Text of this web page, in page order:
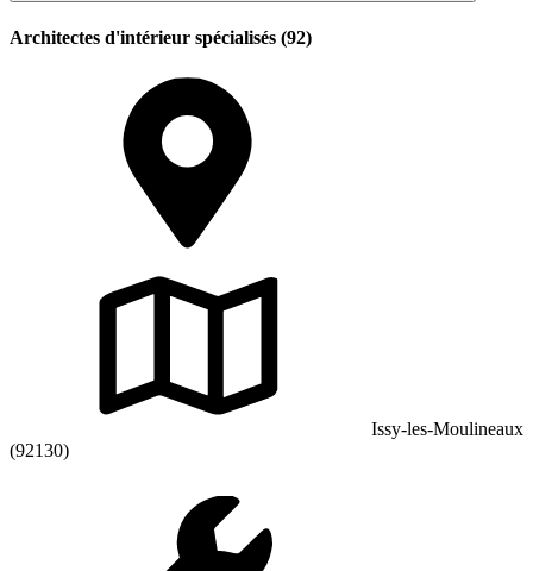
Architectes d'intérieur spécialisés (92)
Issy-les-Moulineaux
(92130)